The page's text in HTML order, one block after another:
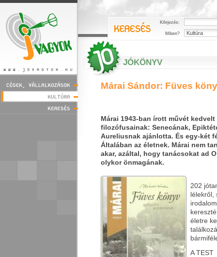
Kifejezés:
Miben?
JÓKÖNYV
Márai Sándor: Füves
Márai 1943-ban írott művét
filozófusainak: Senecának,
Aureliusnak ajánlotta. És egy-két
Általában az életnek. Márai nem
akar, azáltal, hogy tanácsokat ad
olykor önmagának.
202
lélekről,
életre
A TEST